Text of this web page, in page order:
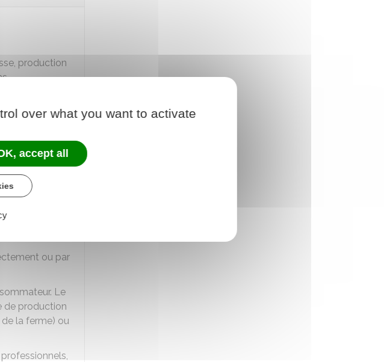
production
cependant
Dans ce
de
ou par
Le
de production
la ferme) ou
over what you want to activate
accept all